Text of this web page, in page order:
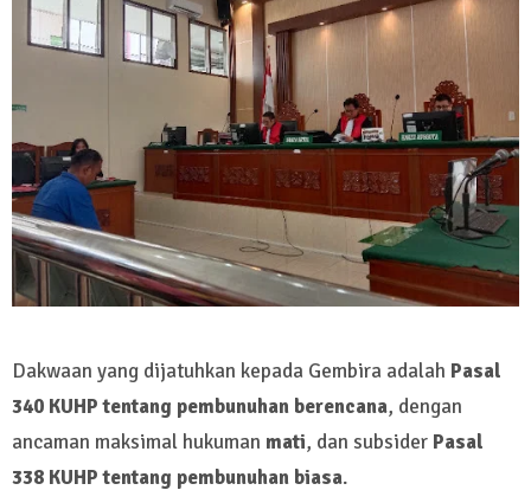
Dakwaan yang dijatuhkan kepada Gembira adalah Pasal
340 KUHP tentang pembunuhan berencana, dengan
ancaman maksimal hukuman mati, dan subsider Pasal
338 KUHP tentang pembunuhan biasa.